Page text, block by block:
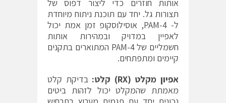
אותות חוזרים כדי ליצור דפוס של
תצורות גל. יחד עם תוכנת ניתוח מיוחדת
ל- PAM-4, אוסילוסקופ זמן אמת יכול
לאפיין במדויק ובמהירות אותות
חשמליים של PAM-4 המתוארים בתקנים
קיימים ומתפתחים.
אפיון מקלט (RX) קלט:בדיקת קלט
מאמתת שהמקלט יכול לזהות ביטים